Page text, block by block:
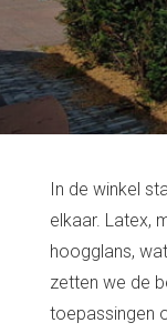
In de winkel
elkaar. Latex,
hoogglans,
zetten we de
toepassingen